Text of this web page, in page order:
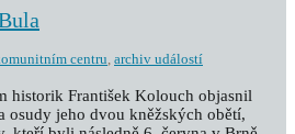
centru, archiv událostí
historik František Kolouch objasnil
osudy jeho dvou kněžských obětí,